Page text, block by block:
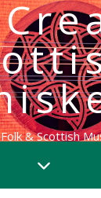
& Scottish